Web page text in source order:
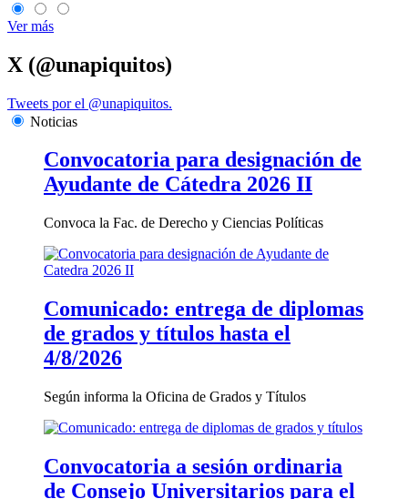
Ver más
X (@unapiquitos)
Tweets por el @unapiquitos.
Noticias
Convocatoria para designación de
Ayudante de Cátedra 2026 II
Convoca la Fac. de Derecho y Ciencias Políticas
Comunicado: entrega de diplomas
de grados y títulos hasta el
4/8/2026
Según informa la Oficina de Grados y Títulos
Convocatoria a sesión ordinaria
de Consejo Universitarios para el